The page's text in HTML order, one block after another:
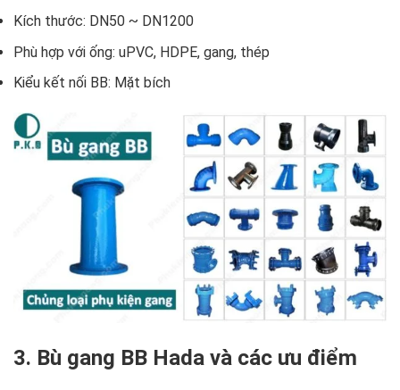
Kích thước: DN50 ~ DN1200
Phù hợp với ống: uPVC, HDPE, gang, thép
Kiểu kết nối BB: Mặt bích
3. Bù gang BB Hada và các ưu điểm